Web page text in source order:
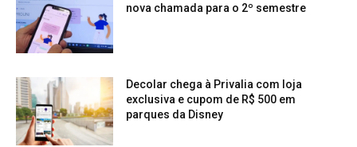
nova chamada para o 2º semestre
Decolar chega à Privalia com loja
exclusiva e cupom de R$ 500 em
parques da Disney